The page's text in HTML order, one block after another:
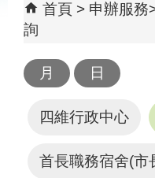
首頁 申辦服務
詢
四維行政中心
首長職務宿舍(市